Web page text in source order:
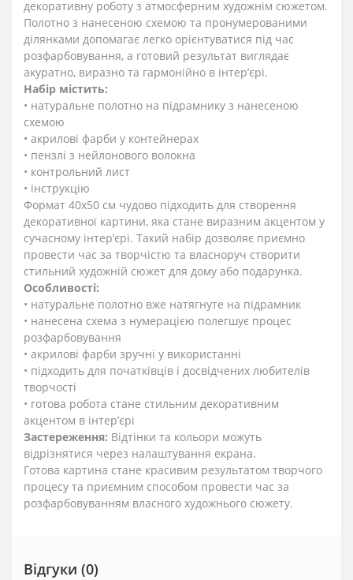
декоративну роботу з атмосферним художнім сюжетом.
Полотно з нанесеною схемою та пронумерованими
ділянками допомагає легко орієнтуватися під час
розфарбовування, а готовий результат виглядає
акуратно, виразно та гармонійно в інтер’єрі.
Набір містить:
• натуральне полотно на підрамнику з нанесеною
схемою
• акрилові фарби у контейнерах
• пензлі з нейлонового волокна
• контрольний лист
• інструкцію
Формат 40x50 см чудово підходить для створення
декоративної картини, яка стане виразним акцентом у
сучасному інтер’єрі. Такий набір дозволяє приємно
провести час за творчістю та власноруч створити
стильний художній сюжет для дому або подарунка.
Особливості:
• натуральне полотно вже натягнуте на підрамник
• нанесена схема з нумерацією полегшує процес
розфарбовування
• акрилові фарби зручні у використанні
• підходить для початківців і досвідчених любителів
творчості
• готова робота стане стильним декоративним
акцентом в інтер’єрі
Застереження: Відтінки та кольори можуть
відрізнятися через налаштування екрана.
Готова картина стане красивим результатом творчого
процесу та приємним способом провести час за
розфарбовуванням власного художнього сюжету.
Відгуки (0)